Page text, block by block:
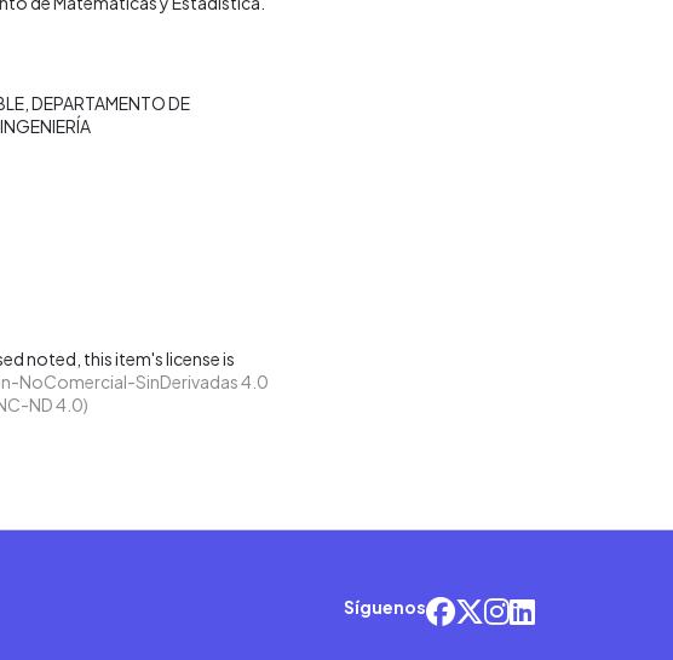
DEPARTAMENTO DE
noted, this item's license is
NoComercial-SinDerivadas 4.0
ND 4.0)
Síguenos